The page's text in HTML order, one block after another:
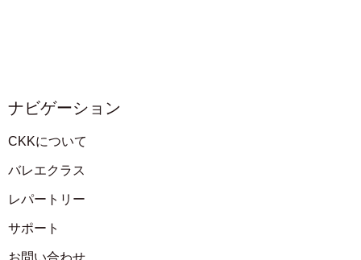
ナビゲーション
CKKについて
バレエクラス
レパートリー
サポート